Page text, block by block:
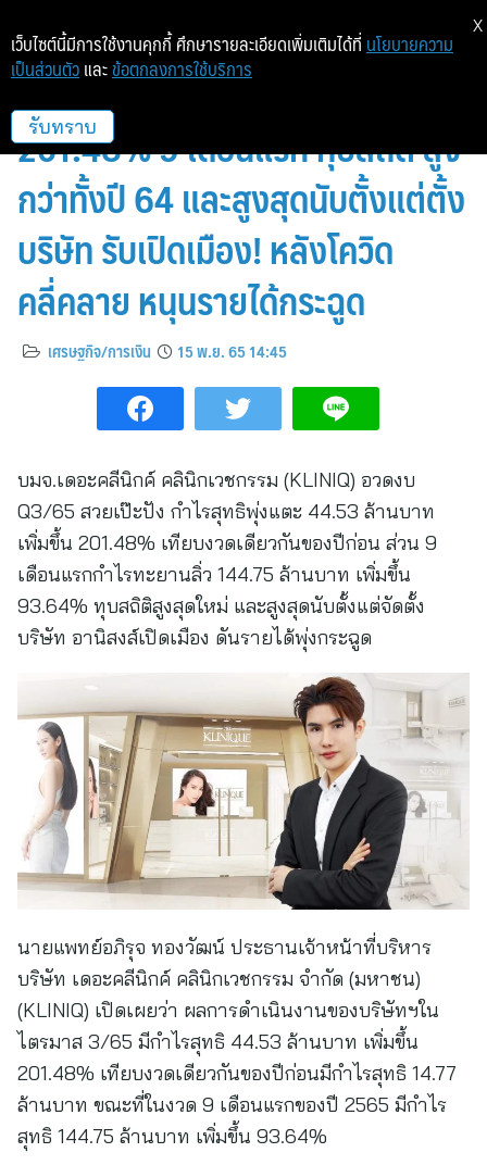
KLINIQ สวยเป๊ะปัง Q3 กำไรพุ่ง
201.48% 9 เดือนแรก ทุบสถิติ สูง
กว่าทั้งปี 64 และสูงสุดนับตั้งแต่ตั้ง
บริษัท รับเปิดเมือง! หลังโควิด
คลี่คลาย หนุนรายได้กระฉูด
เศรษฐกิจ/การเงิน 15 พ.ย. 65 14:45
บมจ.เดอะคลีนิกค์ คลินิกเวชกรรม (KLINIQ) อวดงบ
Q3/65 สวยเป๊ะปัง กำไรสุทธิพุ่งแตะ 44.53 ล้านบาท
เพิ่มขึ้น 201.48% เทียบงวดเดียวกันของปีก่อน ส่วน 9
เดือนแรกกำไรทะยานลิ่ว 144.75 ล้านบาท เพิ่มขึ้น
93.64% ทุบสถิติสูงสุดใหม่ และสูงสุดนับตั้งแต่จัดตั้ง
บริษัท อานิสงส์เปิดเมือง ดันรายได้พุ่งกระฉูด
นายแพทย์อภิรุจ ทองวัฒน์ ประธานเจ้าหน้าที่บริหาร
บริษัท เดอะคลีนิกค์ คลินิกเวชกรรม จำกัด (มหาชน)
(KLINIQ) เปิดเผยว่า ผลการดำเนินงานของบริษัทฯใน
ไตรมาส 3/65 มีกำไรสุทธิ 44.53 ล้านบาท เพิ่มขึ้น
201.48% เทียบงวดเดียวกันของปีก่อนมีกำไรสุทธิ 14.77
ล้านบาท ขณะที่ในงวด 9 เดือนแรกของปี 2565 มีกำไร
สุทธิ 144.75 ล้านบาท เพิ่มขึ้น 93.64%
เว็บไซต์นี้มีการใช้งานคุกกี้ ศึกษารายละเอียดเพิ่มเติมได้ที่ นโยบายความ
เป็นส่วนตัว และ ข้อตกลงการใช้บริการ
รับทราบ
X